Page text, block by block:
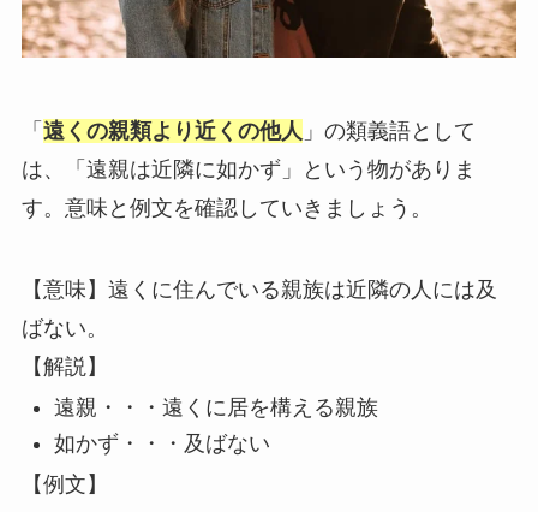
「 遠くの親類より近くの他人 」の類義語として
は、「遠親は近隣に如かず」という物がありま
す。意味と例文を確認していきましょう。
【意味】遠くに住んでいる親族は近隣の人には及
ばない。
【解説】
遠親・・・遠くに居を構える親族
如かず・・・及ばない
【例文】